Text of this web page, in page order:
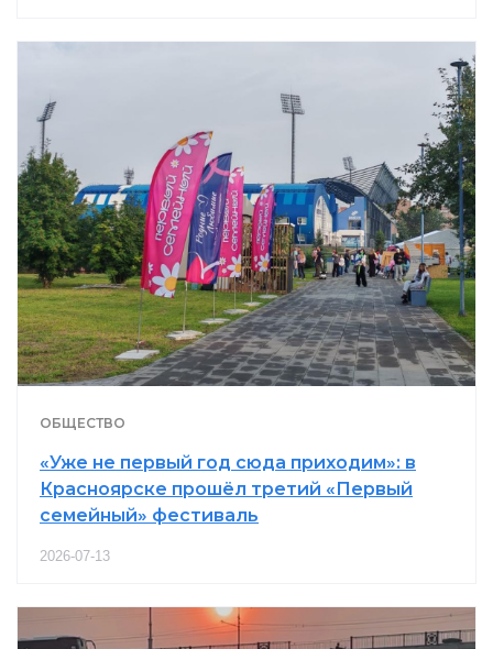
ОБЩЕСТВО
«Уже не первый год сюда приходим»: в
Красноярске прошёл третий «Первый
семейный» фестиваль
2026-07-13